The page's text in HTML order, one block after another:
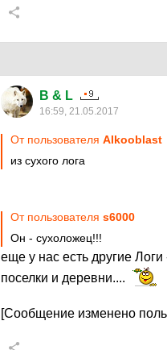
B & L
16:59, 21.05.2017
От пользователя Alkooblast
из сухого лога
От пользователя s6000
Он - сухоложец!!!
еще у нас есть другие
поселки и деревни....
[Сообщение изменено